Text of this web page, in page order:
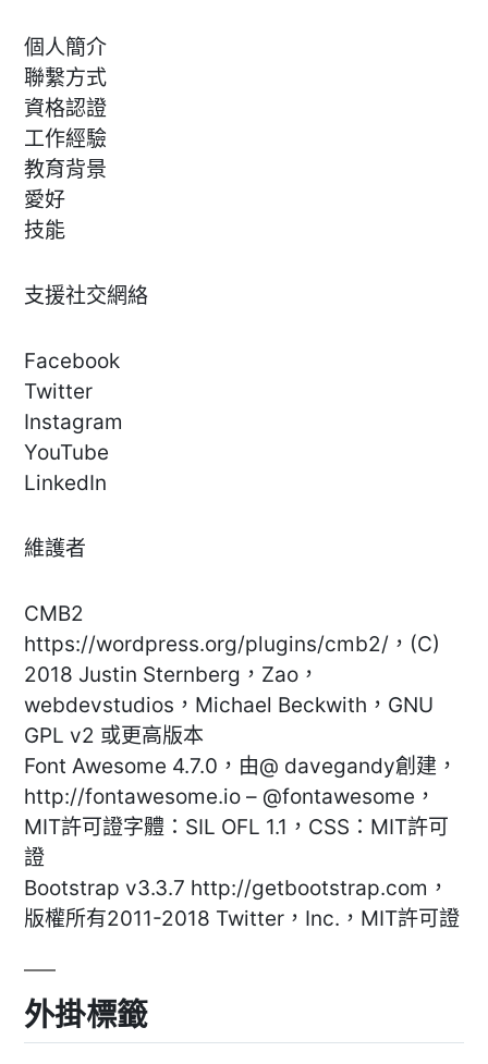
個人簡介
聯繫方式
資格認證
工作經驗
教育背景
愛好
技能
支援社交網絡
Facebook
Twitter
Instagram
YouTube
LinkedIn
維護者
CMB2
https://wordpress.org/plugins/cmb2/，(C)
2018 Justin Sternberg，Zao，
webdevstudios，Michael Beckwith，GNU
GPL v2 或更高版本
Font Awesome 4.7.0，由@ davegandy創建，
http://fontawesome.io – @fontawesome，
MIT許可證字體：SIL OFL 1.1，CSS：MIT許可
證
Bootstrap v3.3.7 http://getbootstrap.com，
版權所有2011-2018 Twitter，Inc.，MIT許可證
外掛標籤